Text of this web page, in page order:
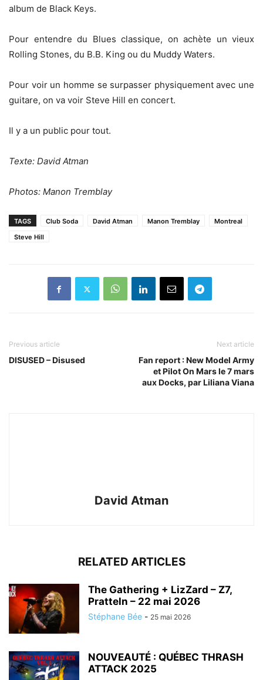
album de Black Keys.
Pour entendre du Blues classique, on achète un vieux
Rolling Stones, du B.B. King ou du Muddy Waters.
Pour voir un homme se surpasser physiquement avec une
guitare, on va voir Steve Hill en concert.
Il y a un public pour tout.
Texte: David Atman
Photos: Manon Tremblay
TAGS Club Soda David Atman Manon Tremblay
Montreal
Steve Hill
Previous article
DISUSED – Disused
Next article
Fan report : New Model Army
et Pilot On Mars le 7 mars
aux Docks, par Liliana Viana
David Atman
RELATED ARTICLES
The Gathering + LizZard – Z7,
Pratteln – 22 mai 2026
Stéphane Bée - 25 mai 2026
NOUVEAUTÉ : QUÉBEC THRASH
ATTACK 2025